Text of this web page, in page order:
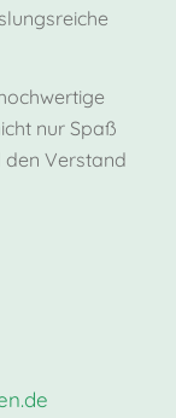
nur Spaß
den Verstand